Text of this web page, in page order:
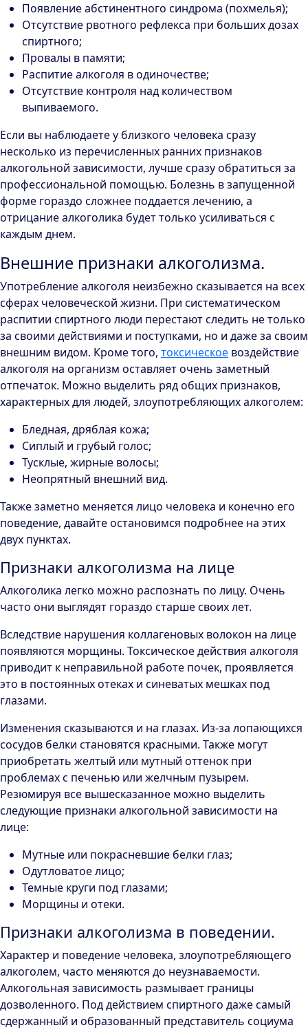
Появление абстинентного синдрома (похмелья);
Отсутствие рвотного рефлекса при больших дозах
спиртного;
Провалы в памяти;
Распитие алкоголя в одиночестве;
Отсутствие контроля над количеством
выпиваемого.
Если вы наблюдаете у близкого человека сразу
несколько из перечисленных ранних признаков
алкогольной зависимости, лучше сразу обратиться за
профессиональной помощью. Болезнь в запущенной
форме гораздо сложнее поддается лечению, а
отрицание алкоголика будет только усиливаться с
каждым днем.
Внешние признаки алкоголизма.
Употребление алкоголя неизбежно сказывается на всех
сферах человеческой жизни. При систематическом
распитии спиртного люди перестают следить не только
за своими действиями и поступками, но и даже за своим
внешним видом. Кроме того, токсическое воздействие
алкоголя на организм оставляет очень заметный
отпечаток. Можно выделить ряд общих признаков,
характерных для людей, злоупотребляющих алкоголем:
Бледная, дряблая кожа;
Сиплый и грубый голос;
Тусклые, жирные волосы;
Неопрятный внешний вид.
Также заметно меняется лицо человека и конечно его
поведение, давайте остановимся подробнее на этих
двух пунктах.
Признаки алкоголизма на лице
Алкоголика легко можно распознать по лицу. Очень
часто они выглядят гораздо старше своих лет.
Вследствие нарушения коллагеновых волокон на лице
появляются морщины. Токсическое действия алкоголя
приводит к неправильной работе почек, проявляется
это в постоянных отеках и синеватых мешках под
глазами.
Изменения сказываются и на глазах. Из-за лопающихся
сосудов белки становятся красными. Также могут
приобретать желтый или мутный оттенок при
проблемах с печенью или желчным пузырем.
Резюмируя все вышесказанное можно выделить
следующие признаки алкогольной зависимости на
лице:
Мутные или покрасневшие белки глаз;
Одутловатое лицо;
Темные круги под глазами;
Морщины и отеки.
Признаки алкоголизма в поведении.
Характер и поведение человека, злоупотребляющего
алкоголем, часто меняются до неузнаваемости.
Алкогольная зависимость размывает границы
дозволенного. Под действием спиртного даже самый
сдержанный и образованный представитель социума